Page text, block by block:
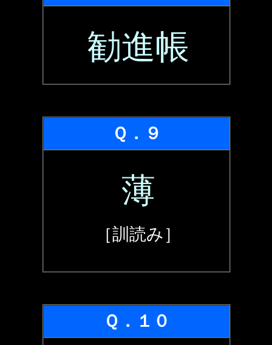
勧進帳
Ｑ．９
薄
［訓読み］
Ｑ．１０